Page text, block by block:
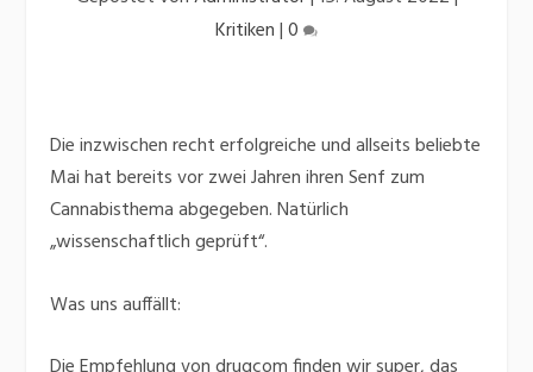
Kritiken|0
Die inzwischen recht erfolgreiche und allseits beliebte
Mai hat bereits vor zwei Jahren ihren Senf zum
Cannabisthema abgegeben. Natürlich
„wissenschaftlich geprüft“.
Was uns auffällt: